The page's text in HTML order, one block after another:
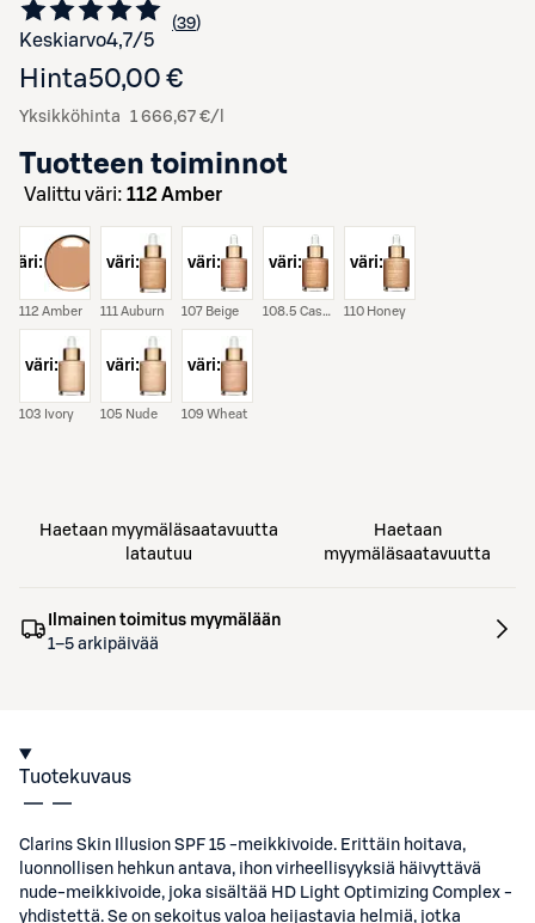
Keskiarvo4,7/5 Siirry arvioihin
39
kappaletta
Hinta50,00 €
Yksikköhinta 1 666,67 €/l
Tuotteen toiminnot
Valittu väri: 112 Amber
väri:
112 Amber
väri:
111 Auburn
väri:
107 Beige
väri:
108.5 Cashew
väri:
110 Honey
väri:
103 Ivory
väri:
105 Nude
väri:
109 Wheat
Haetaan myymäläsaatavuutta
latautuu
Haetaan
myymäläsaatavuutta
Ilmainen toimitus myymälään
1–5 arkipäivää
Tuotekuvaus
Clarins Skin Illusion SPF 15 -meikkivoide. Erittäin hoitava,
luonnollisen hehkun antava, ihon virheellisyyksiä häivyttävä
nude-meikkivoide, joka sisältää HD Light Optimizing Complex -
yhdistettä. Se on sekoitus valoa heijastavia helmiä, jotka